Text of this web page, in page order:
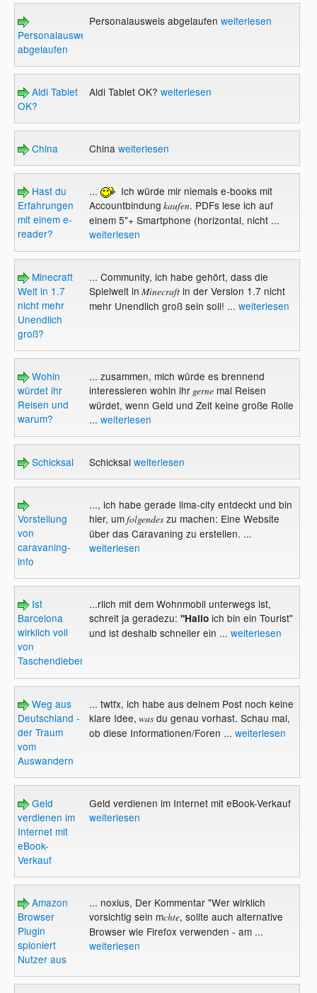
Personalausweis
abgelaufen
Personalausweis abgelaufen weiterlesen
Aldi Tablet
OK?
Aldi Tablet OK? weiterlesen
China China weiterlesen
Hast du
Erfahrungen
mit einem e-
reader?
...
Ich würde mir niemals e-books mit
Accountbindung kaufen. PDFs lese ich auf
einem 5"+ Smartphone (horizontal, nicht ...
weiterlesen
Minecraft
Welt in 1.7
nicht mehr
Unendlich
groß?
... Community, ich habe gehört, dass die
Spielwelt in Minecraftin der Version 1.7 nicht
mehr Unendlich groß sein soll! ... weiterlesen
Wohin
würdet ihr
Reisen und
warum?
... zusammen, mich würde es brennend
interessieren wohin ihrgernemal Reisen
würdet, wenn Geld und Zeit keine große Rolle
... weiterlesen
Schicksal Schicksal weiterlesen
Vorstellung
von
caravaning-
info
..., ich habe gerade lima-city entdeckt und bin
hier, umfolgendeszu machen: Eine Website
über das Caravaning zu erstellen. ...
weiterlesen
Ist
Barcelona
wirklich voll
von
Taschendieben?
...rlich mit dem Wohnmobil unterwegs ist,
schreit ja geradezu: "Halloich bin ein Tourist"
und ist deshalb schneller ein ... weiterlesen
Weg aus
Deutschland -
der Traum
vom
Auswandern
... twtfx, ich habe aus deinem Post noch keine
klare Idee, wasdu genau vorhast. Schau mal,
ob diese Informationen/Foren ... weiterlesen
Geld
verdienen im
Internet mit
eBook-
Verkauf
Geld verdienen im Internet mit eBook-Verkauf
weiterlesen
Amazon
Browser
Plugin
spioniert
Nutzer aus
... noxius, Der Kommentar "Wer wirklich
vorsichtig sein mchte, sollte auch alternative
Browser wie Firefox verwenden - am ...
weiterlesen